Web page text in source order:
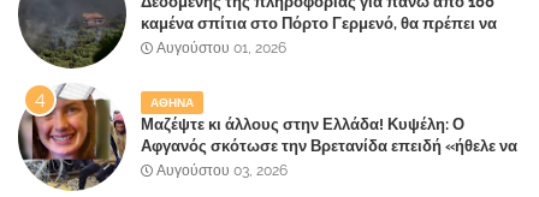
καμένα σπίτια στο Πόρτο Γερμενό, θα πρέπει να
αναζητηθούν ευθύνες για την ολοσχερή
επίγειου παραδείσου της Αττικής
Αυγούστου 01, 2026
ΑΘΗΝΑ
Μαζέψτε κι άλλους στην Ελλάδα! Κυψέλη: Ο
Αφγανός σκότωσε την Βρετανίδα επειδή «ήθελε να
κάνει τη σύντροφό του χριστιανή»
Αυγούστου 03, 2026